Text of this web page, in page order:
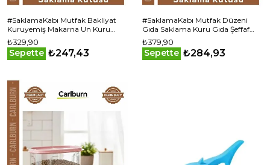
#SaklamaKabı Mutfak Bakliyat
Kuruyemiş Makarna Un Kuru
Gıda Şeffaf Kapaklı Erzak 1.7 lt
Saklama Kabı
₺329,90
Sepette ₺247,43
#SaklamaKabı Mutfak Düzeni
Gıda Saklama Kuru Gıda Şeffaf
Kapaklı Dayanıklı 4 LT Erzak
Saklama Kabı
₺379,90
Sepette ₺284,93